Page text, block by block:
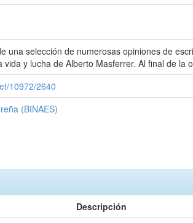
una selección de numerosas opiniones de
vida y lucha de Alberto Masferrer. Al final de
10972/2640
(BINAES)
Descripción